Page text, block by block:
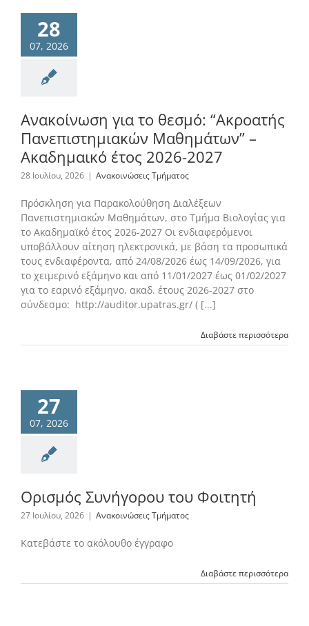
Το Τμήμα Βιολογίας
Μουσεία
Προπτυχιακές Σπουδές
Μεταπτυχιακές Σπουδές
Προσωπικό
Ανακοινώσεις
28
07, 2026
Ανακοίνωση για το θεσμό: “Ακροατής
Πανεπιστημιακών Μαθημάτων” –
Ακαδημαικό έτος 2026-2027
28 Ιουλίου, 2026 | Ανακοινώσεις Τμήματος
Πρόσκληση για Παρακολούθηση Διαλέξεων
Πανεπιστημιακών Μαθημάτων, στο Τμήμα Βιολογίας για
το Aκαδημαϊκό έτος 2026-2027 Οι ενδιαφερόμενοι
υποβάλλουν αίτηση ηλεκτρονικά, με βάση τα προσωπικά
τους ενδιαφέροντα, από 24/08/2026 έως 14/09/2026, για
το χειμερινό εξάμηνο και από 11/01/2027 έως 01/02/2027
για το εαρινό εξάμηνο, ακαδ. έτους 2026-2027 στο
σύνδεσμο: http://auditor.upatras.gr/ ( [...]
Διαβάστε περισσότερα
27
07, 2026
Ορισμός Συνήγορου του Φοιτητή
27 Ιουλίου, 2026 | Ανακοινώσεις Τμήματος
Κατεβάστε το ακόλουθο έγγραφο
Διαβάστε περισσότερα